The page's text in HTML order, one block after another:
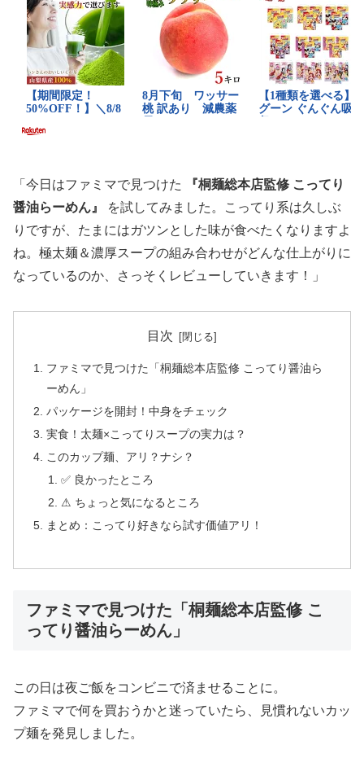
「今日はファミマで見つけた
『桐麺総本店監修 こってり
醤油らーめん』
を試してみました。こってり系は久しぶ
りですが、たまにはガツンとした味が食べたくなりますよ
ね。極太麺＆濃厚スープの組み合わせがどんな仕上がりに
なっているのか、さっそくレビューしていきます！」
目次
ファミマで見つけた「桐麺総本店監修 こってり醤油ら
ーめん」
パッケージを開封！中身をチェック
実食！太麺×こってりスープの実力は？
このカップ麺、アリ？ナシ？
✅ 良かったところ
⚠ ちょっと気になるところ
まとめ：こってり好きなら試す価値アリ！
ファミマで見つけた「桐麺総本店監修 こ
ってり醤油らーめん」
この日は夜ご飯をコンビニで済ませることに。
ファミマで何を買おうかと迷っていたら、見慣れないカッ
プ麺を発見しました。